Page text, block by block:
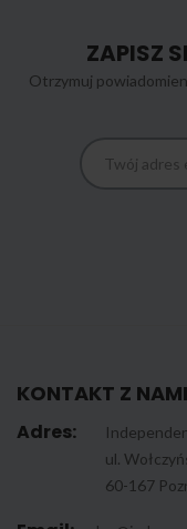
ZAPISZ
Otrzymuj
KONTAKT Z NAMI
Adres:
ul.
60-167